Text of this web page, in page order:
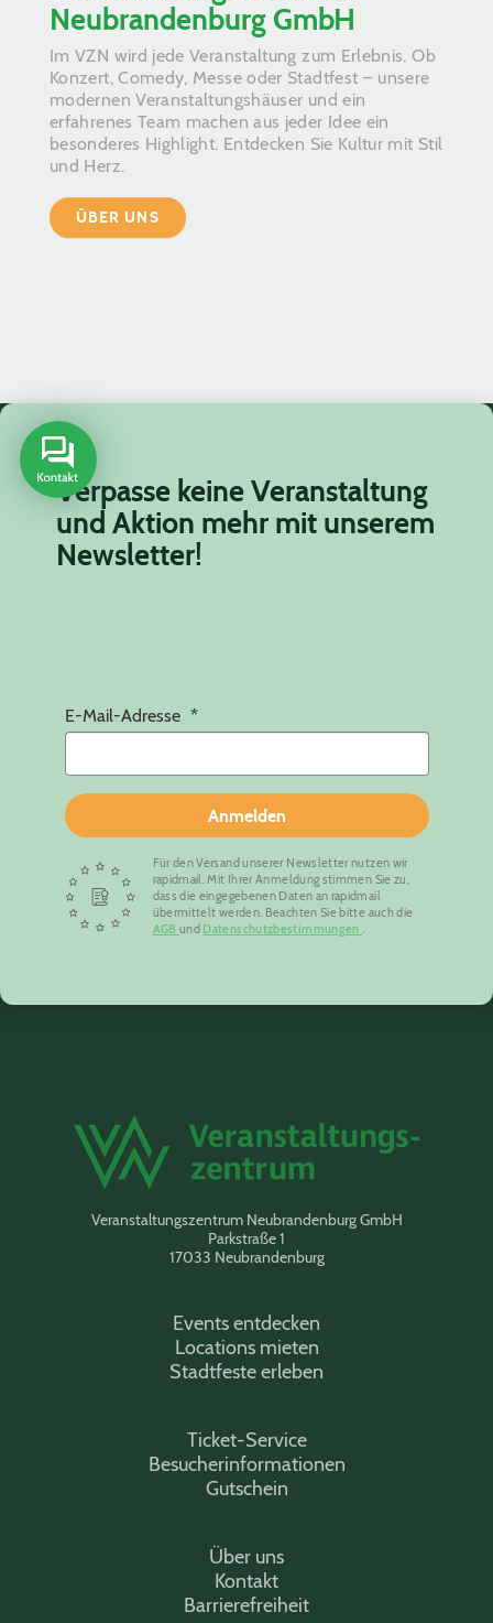
Neubrandenburg GmbH
Im VZN wird jede Veranstaltung zum Erlebnis. Ob
Konzert, Comedy, Messe oder Stadtfest – unsere
modernen Veranstaltungshäuser und ein
erfahrenes Team machen aus jeder Idee ein
besonderes Highlight. Entdecken Sie Kultur mit Stil
und Herz.
ÜBER UNS
Verpasse keine Veranstaltung
und Aktion mehr mit unserem
Newsletter!
E-Mail-Adresse
Anmelden
Für den Versand unserer Newsletter nutzen wir
rapidmail. Mit Ihrer Anmeldung stimmen Sie zu,
dass die eingegebenen Daten an rapidmail
übermittelt werden. Beachten Sie bitte auch die
AGB und Datenschutzbestimmungen.
Veranstaltungszentrum Neubrandenburg GmbH
Parkstraße 1
17033 Neubrandenburg
Events entdecken
Locations mieten
Stadtfeste erleben
Ticket-Service
Besucherinformationen
Gutschein
Über uns
Kontakt
Barrierefreiheit